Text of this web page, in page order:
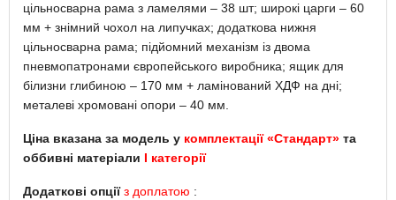
цільносварна рама з ламелями – 38 шт; широкі царги – 60
мм + знімний чохол на липучках; додаткова нижня
цільносварна рама; підйомний механізм із двома
пневмопатронами європейського виробника; ящик для
білизни глибиною – 170 мм + ламінований ХДФ на дні;
металеві хромовані опори – 40 мм.
Ціна вказана за модель у комплектації «Стандарт» та
оббивні матеріали I категорії
Додаткові опції з доплатою :